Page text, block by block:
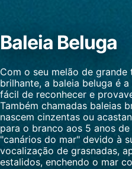
Baleia Beluga
Com o seu melão de grande
brilhante, a baleia beluga é
fácil de reconhecer e
Também chamadas baleias
nascem cinzentas ou
para o branco aos 5 anos
"canários do mar" devido à
vocalização de grasnadas,
estalidos, enchendo o mar
Usar perfis para selecionar
personalizado
Medir o desempenho da
Medir o desempenho do
Entender o público por
ou combinações de dados
diferentes.
Desenvolver e melhorar os